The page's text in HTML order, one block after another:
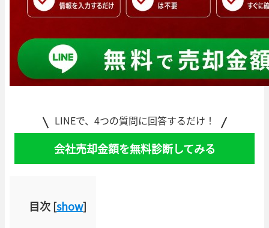
LINEで、4つの質問に回答するだけ！
会社売却金額を無料診断してみる
目次[show]